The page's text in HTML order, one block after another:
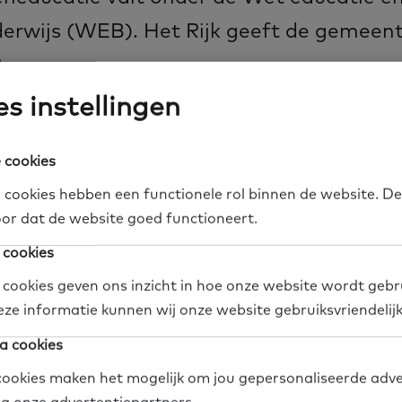
(WEB). Het Rijk geeft de
voeren.
vallen cursussen basisvaardigheden en
al ingeburgerd zijn.
De cursussen voor
wet gefinancierd.
spreken per regio af hoe het geld van de WEB
naar formele educatie? Wat is beschikbaar
gaat de educatie uitvoeren? En hoe moeten de
instellingen
cookies
cookies hebben een functionele rol binnen de website.
dat de website goed functioneert.
geven ons inzicht in hoe onze website wordt
informatie kunnen wij onze website
cookies
maken het mogelijk om jou gepersonaliseerde